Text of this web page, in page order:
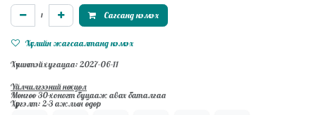
Сагсанд нэмэх
Хүслийн жагсаалтанд нэмэх
Хүчинтэй хугацаа: 2027-06-11
Үйлчилгээний нөхцөл
Мөнгөө 30-хоногт буцааж авах баталгаа
Хүргэлт: 2-3 ажлын өдөр